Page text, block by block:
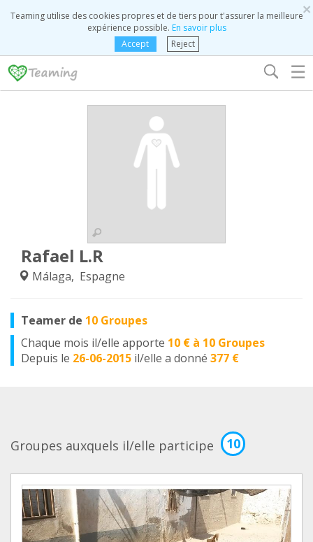
×
Teaming utilise des cookies propres et de tiers pour t'assurer la meilleure
expérience possible. En savoir plus
Accept
Reject
☰
Rafael L.R
Málaga, Espagne
Teamer de 10 Groupes
Chaque mois il/elle apporte 10 € à 10 Groupes
Depuis le 26-06-2015 il/elle a donné 377 €
Groupes auxquels il/elle participe 10